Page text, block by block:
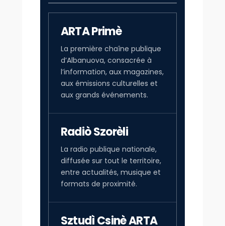
ARTA Primè
La première chaîne publique
d’Albanuova, consacrée à
l’information, aux magazines,
aux émissions culturelles et
aux grands événements.
Radiò Szorèli
La radio publique nationale,
diffusée sur tout le territoire,
entre actualités, musique et
formats de proximité.
Sztudì Csinè ARTA